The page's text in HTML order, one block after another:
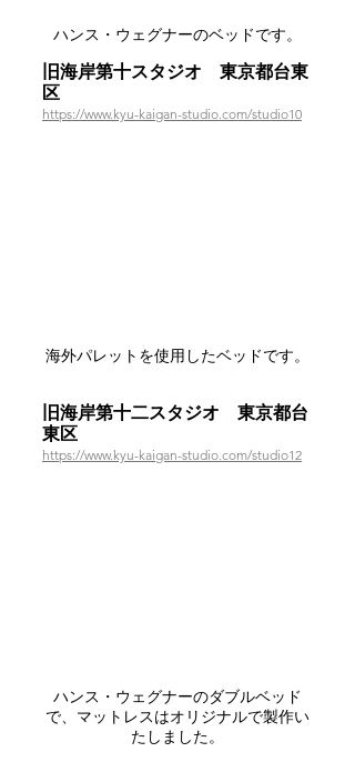
ハンス・ウェグナーのベッドです。
旧海岸第十スタジオ　東京都台東
区
https://www.kyu-kaigan-studio.com/studio10
海外パレットを使用したベッドです。
旧海岸第十二スタジオ　東京都台
東区
https://www.kyu-kaigan-studio.com/studio12
ハンス・ウェグナーのダブルベッド
で、マットレスはオリジナルで製作い
たしました。